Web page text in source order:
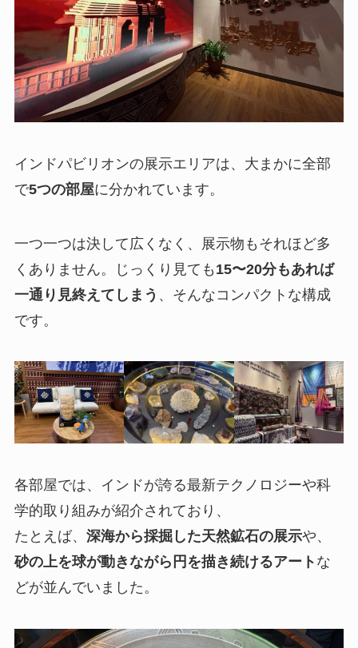
インドパビリオンの展示エリアは、大まかに全部
で5つの部屋に分かれています。
一つ一つは決して広くなく、展示物もそれほど多
くありません。じっくり見ても 15〜20分もあれば
一通り見終えてしまう 、そんなコンパクトな構成
です。
各部屋では、インドが誇る最新テクノロジーや科
学的取り組みが紹介されており、
たとえば、 深海から採掘した天然鉱石の展示や、
砂の上を球が動きながら円を描き続けるアート な
どが並んでいました。